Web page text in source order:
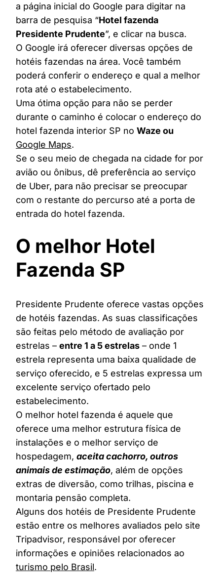
a página inicial do Google para digitar na
barra de pesquisa “Hotel fazenda
Presidente Prudente”, e clicar na busca.
O Google irá oferecer diversas opções de
hotéis fazendas na área. Você também
poderá conferir o endereço e qual a melhor
rota até o estabelecimento.
Uma ótima opção para não se perder
durante o caminho é colocar o endereço do
hotel fazenda interior SP no Waze ou
Google Maps.
Se o seu meio de chegada na cidade for por
avião ou ônibus, dê preferência ao serviço
de Uber, para não precisar se preocupar
com o restante do percurso até a porta de
entrada do hotel fazenda.
O melhor Hotel
Fazenda SP
Presidente Prudente oferece vastas opções
de hotéis fazendas. As suas classificações
são feitas pelo método de avaliação por
estrelas – entre 1 a 5 estrelas – onde 1
estrela representa uma baixa qualidade de
serviço oferecido, e 5 estrelas expressa um
excelente serviço ofertado pelo
estabelecimento.
O melhor hotel fazenda é aquele que
oferece uma melhor estrutura física de
instalações e o melhor serviço de
hospedagem, aceita cachorro, outros
animais de estimação, além de opções
extras de diversão, como trilhas, piscina e
montaria pensão completa.
Alguns dos hotéis de Presidente Prudente
estão entre os melhores avaliados pelo site
Tripadvisor, responsável por oferecer
informações e opiniões relacionados ao
turismo pelo Brasil.